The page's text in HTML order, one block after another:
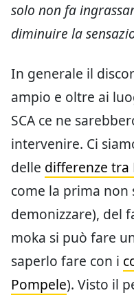
solo non fa
diminuire la
In generale il
ampio e oltre ai
SCA ce ne
intervenire. Ci
delle differenze tra
come la prima non
demonizzare), del
moka si può fare
saperlo fare con i
Pompele). Visto il